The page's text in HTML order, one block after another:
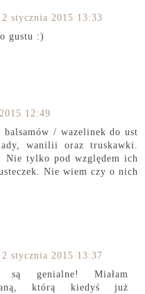
2 stycznia 2015 13:33
gustu :)
12:49
/ wazelinek do ust
wanilii oraz truskawki.
Nie tylko pod względem ich
Nie wiem czy o nich
2 stycznia 2015 13:37
genialne! Miałam
którą kiedyś już